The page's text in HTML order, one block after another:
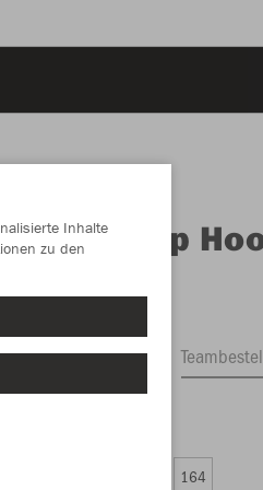
JAKO Zip
Einzelauftrag
164
Inhalte
zu den